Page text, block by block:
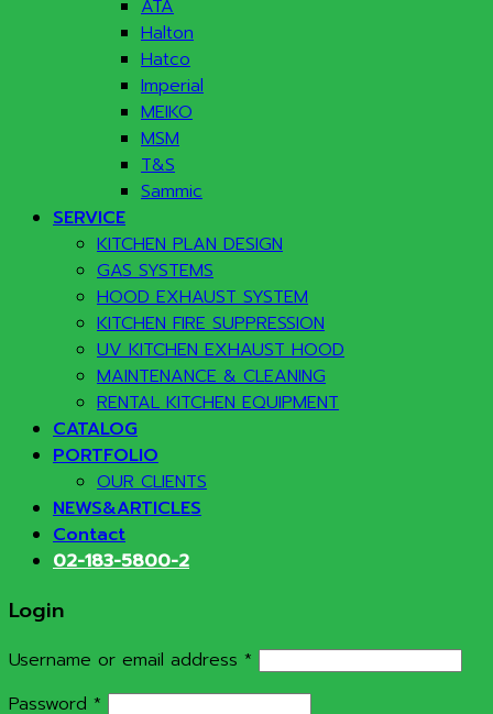
ATA
Halton
Hatco
Imperial
MEIKO
MSM
T&S
Sammic
SERVICE
KITCHEN PLAN DESIGN
GAS SYSTEMS
HOOD EXHAUST SYSTEM
KITCHEN FIRE SUPPRESSION
UV KITCHEN EXHAUST HOOD
MAINTENANCE & CLEANING
RENTAL KITCHEN EQUIPMENT
CATALOG
PORTFOLIO
OUR CLIENTS
NEWS&ARTICLES
Contact
02-183-5800-2
Login
Username or email address * Required
Password * Required